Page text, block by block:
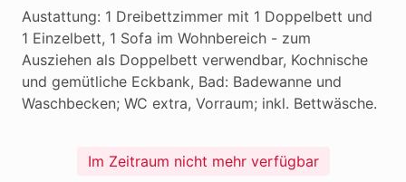
Austattung: 1 Dreibettzimmer mit 1 Doppelbett und
1 Einzelbett, 1 Sofa im Wohnbereich - zum
Ausziehen als Doppelbett verwendbar, Kochnische
und gemütliche Eckbank, Bad: Badewanne und
Waschbecken; WC extra, Vorraum; inkl. Bettwäsche.
Im Zeitraum nicht mehr verfügbar